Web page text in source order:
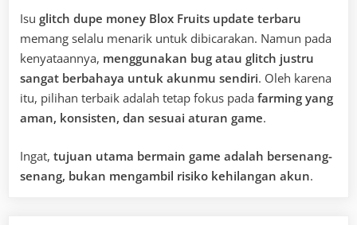
Isu glitch dupe money Blox Fruits update terbaru
memang selalu menarik untuk dibicarakan. Namun pada
kenyataannya, menggunakan bug atau glitch justru
sangat berbahaya untuk akunmu sendiri. Oleh karena
itu, pilihan terbaik adalah tetap fokus pada farming yang
aman, konsisten, dan sesuai aturan game.
Ingat, tujuan utama bermain game adalah bersenang-
senang, bukan mengambil risiko kehilangan akun.